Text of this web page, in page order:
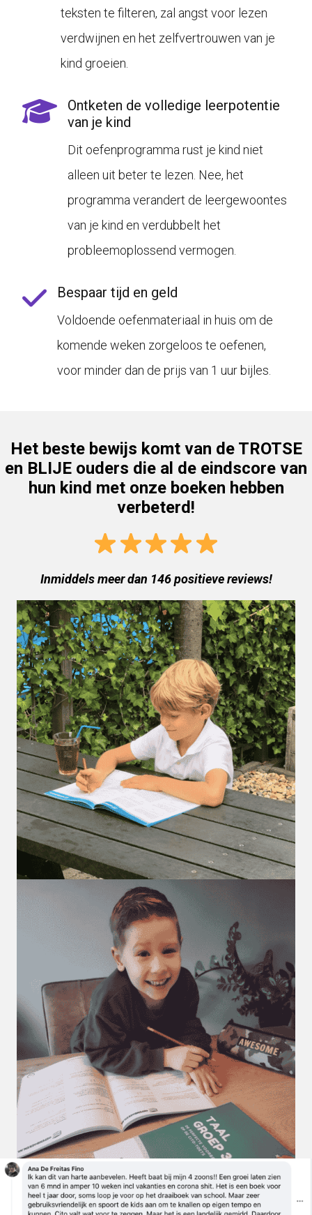
teksten te filteren, zal angst voor lezen
verdwijnen en het zelfvertrouwen van je
kind groeien.
Ontketen de volledige leerpotentie
van je kind
Dit oefenprogramma rust je kind niet
alleen uit beter te lezen. Nee, het
programma verandert de leergewoontes
van je kind en verdubbelt het
probleemoplossend vermogen.
Bespaar tijd en geld
Voldoende oefenmateriaal in huis om de
komende weken zorgeloos te oefenen,
voor minder dan de prijs van 1 uur bijles.
Het beste bewijs komt van de TROTSE
en BLIJE ouders die al de eindscore van
hun kind met onze boeken hebben
verbeterd!
Inmiddels meer dan 146 positieve reviews!